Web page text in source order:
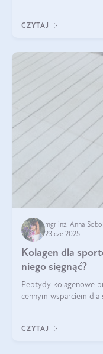
CZYTAJ
mgr inż. Anna Sobol
23 cze 2025
Kolagen dla
niego sięgnąć?
Peptydy kolagenowe
cennym wsparciem
CZYTAJ